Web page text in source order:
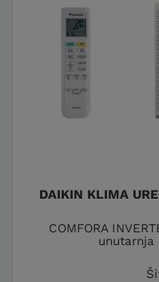
DAIKIN KLIMA
COMFORA
unutarnja